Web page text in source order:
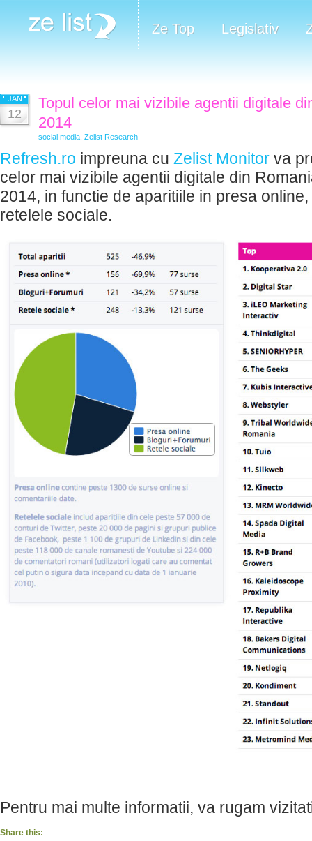
Ze Top Legislativ
JAN
12
Topul celor mai vizibile agentii digitale
2014
social media Zelist Research
Refresh.ro impreuna cu Zelist Monitor va
celor mai vizibile agentii digitale din
2014, in functie de aparitiile in presa
retelele sociale.
Pentru mai multe informatii, va rugam
Share this: